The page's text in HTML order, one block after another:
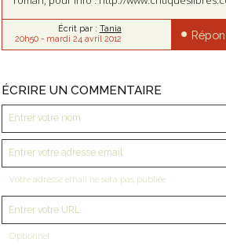
Écrit par : Tania
20h50- mardi 24 avril 2012
ÉCRIRE UN COMMENTAIRE
Votre adresse email ne sera pas publiée
Optionnel